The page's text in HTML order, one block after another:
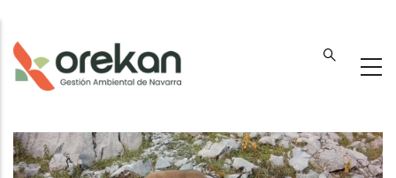
contenido
principal